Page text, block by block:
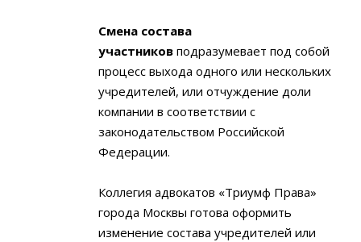
Смена состава
участников подразумевает под собой
процесс выхода одного или нескольких
учредителей, или отчуждение доли
компании в соответствии с
законодательством Российской
Федерации.
Коллегия адвокатов «Триумф Права»
города Москвы готова оформить
изменение состава учредителей или